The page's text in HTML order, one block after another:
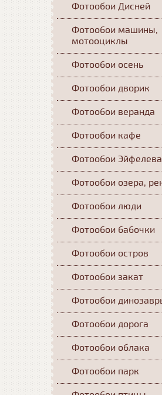
Фотообои Дисней
Фотообои машины,
мотооциклы
Фотообои осень
Фотообои дворик
Фотообои веранда
Фотообои кафе
Фотообои
Фотообои озера,
Фотообои люди
Фотообои бабочки
Фотообои остров
Фотообои закат
Фотообои
Фотообои дорога
Фотообои облака
Фотообои парк